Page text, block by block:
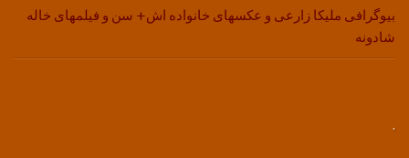
بیوگرافی ملیکا زارعی و عکسهای خانواده اش+ سن و فیلمهای خاله
شادونه
.